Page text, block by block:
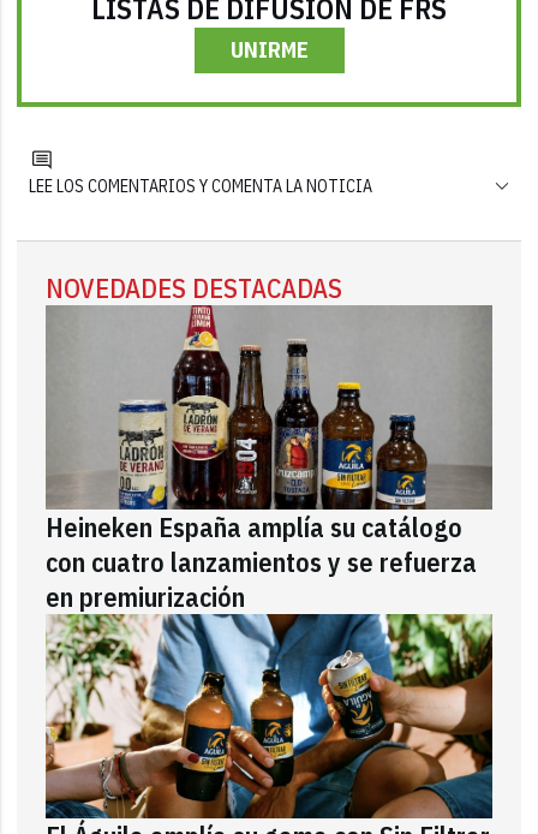
LISTAS DE DIFUSIÓN DE FRS
UNIRME
LEE LOS COMENTARIOS Y COMENTA LA NOTICIA
NOVEDADES DESTACADAS
Heineken España amplía su catálogo
con cuatro lanzamientos y se refuerza
en premiurización